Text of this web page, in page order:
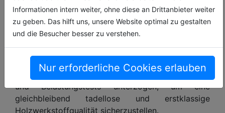
Informationen intern weiter, ohne diese an Drittanbieter weiter
zu geben. Das hilft uns, unsere Website optimal zu gestalten
und die Besucher besser zu verstehen.
Nur erforderliche Cookies erlauben
zertifiziertes Bauen an. Für alle Terrassendielen
und Fassadenprofile von NaturinForm liegen die
nach internationalen Normen erstellten Umwelt-
Produktdeklarationen, sogenannte EPDs
(Environmental Product Declarations), vor. Alle
Produkte werden kontinuierlich Qualitätskontrollen
und Belastungstests unterzogen, um eine
gleichbleibend tadellose und erstklassige
Holzwerkstoffqualität sicherzustellen.